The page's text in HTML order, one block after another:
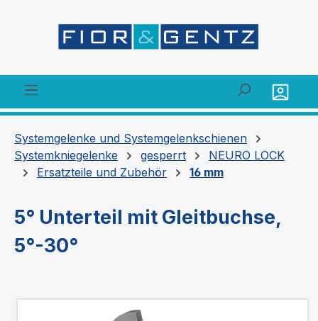
Systemgelenke und Systemgelenkschienen
Systemkniegelenke
gesperrt
NEURO LOCK
Ersatzteile und Zubehör
16 mm
5° Unterteil mit Gleitbuchse,
5°-30°
Bildergalerie überspringen